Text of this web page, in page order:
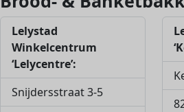
Lelystad
Winkelcentrum
‘Lelycentre’:
Snijdersstraat 3-5